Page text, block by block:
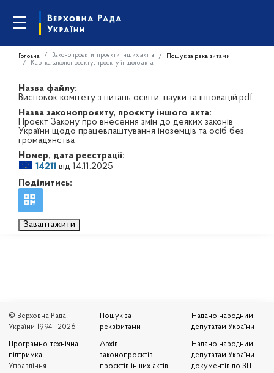
Головна Законопроєкти, проєкти інших актів
Пошук за реквізитами
Картка законопроєкту, проєкту іншого акта
Назва файлу:
Висновок комітету з питань освіти, науки та інновацій.pdf
Назва законопроєкту, проєкту іншого акта:
Проєкт Закону про внесення змін до деяких законів
України щодо працевлаштування іноземців та осіб без
громадянства
Номер, дата реєстрації:
14211 від 14.11.2025
Поділитись:
Завантажити
© Верховна Рада
України 1994—2026
Програмно-технічна
підтримка —
Управління
Пошук за
реквізитами
Архів
законопроєктів,
проєктів інших актів
Надано народним
депутатам України
Надано народним
депутатам України
документів до ЗП